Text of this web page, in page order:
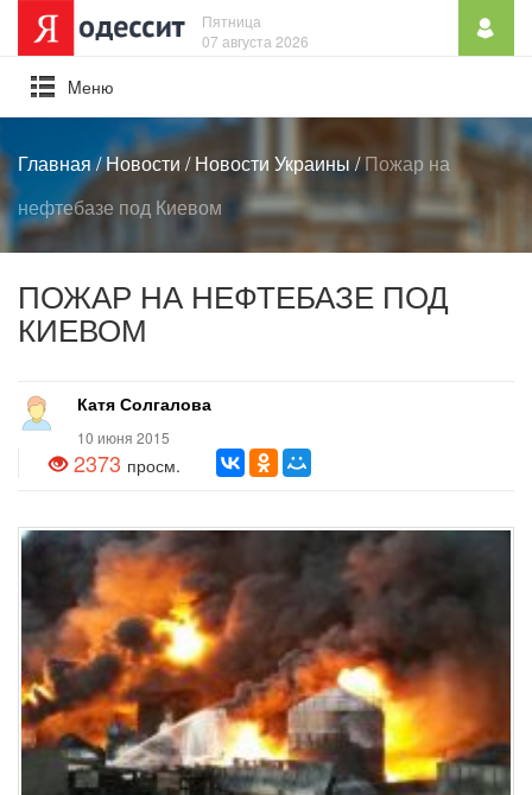
Пятница
07 августа 2026
Mеню
Главная/Новости /Новости Украины/Пожар на
нефтебазе под Киевом
ПОЖАР НА НЕФТЕБАЗЕ ПОД
КИЕВОМ
Катя Солгалова
10 июня 2015
2373 просм.